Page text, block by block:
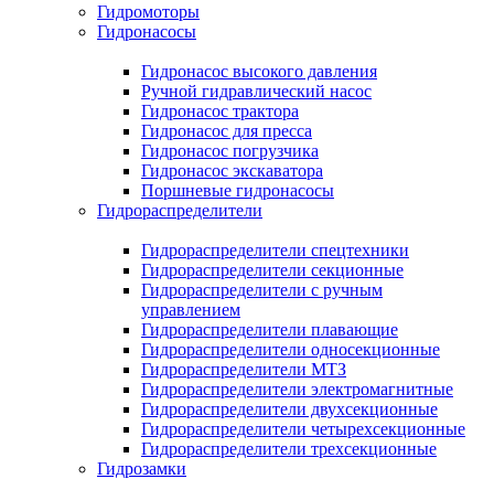
Гидромоторы
Гидронасосы
Гидронасос высокого давления
Ручной гидравлический насос
Гидронасос трактора
Гидронасос для пресса
Гидронасос погрузчика
Гидронасос экскаватора
Поршневые гидронасосы
Гидрораспределители
Гидрораспределители спецтехники
Гидрораспределители секционные
Гидрораспределители с ручным
управлением
Гидрораспределители плавающие
Гидрораспределители односекционные
Гидрораспределители МТЗ
Гидрораспределители электромагнитные
Гидрораспределители двухсекционные
Гидрораспределители четырехсекционные
Гидрораспределители трехсекционные
Гидрозамки